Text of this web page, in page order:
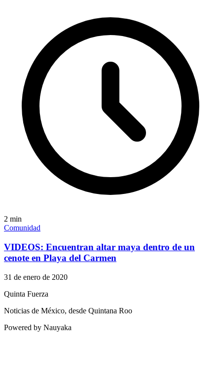
2 min
Comunidad
VIDEOS: Encuentran altar maya dentro de un
cenote en Playa del Carmen
31 de enero de 2020
Quinta Fuerza
Noticias de México, desde Quintana Roo
Powered by Nauyaka